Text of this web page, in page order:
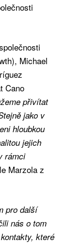
Michael
Cano
přivítat
jako v
hloubkou
jejich
rámci
Marzola z
pro další
nás o tom
které